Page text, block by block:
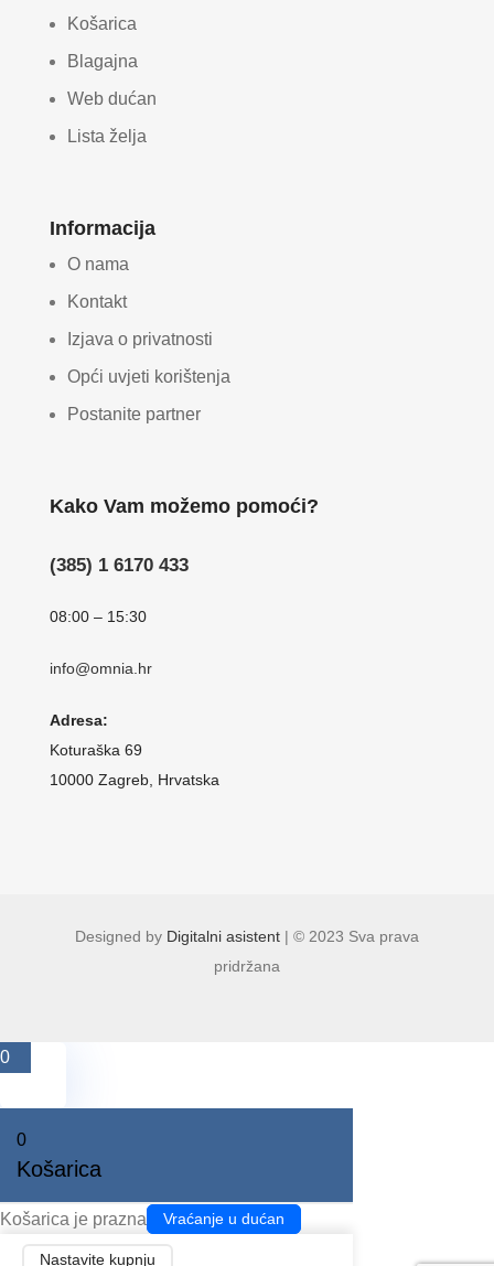
Košarica
Blagajna
Web dućan
Lista želja
Informacija
O nama
Kontakt
Izjava o privatnosti
Opći uvjeti korištenja
Postanite partner
Kako Vam možemo pomoći?
(385) 1 6170 433
08:00 – 15:30
info@omnia.hr
Adresa:
Koturaška 69
10000 Zagreb, Hrvatska
Designed by Digitalni asistent| © 2023 Sva prava
pridržana
0
0
Košarica
Košarica je prazna Vraćanje u dućan
Nastavite kupnju